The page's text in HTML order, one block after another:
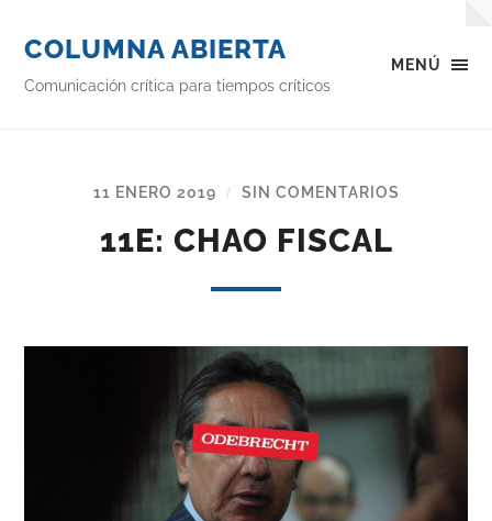
MENÚ
COLUMNA ABIERTA
Comunicación crítica para tiempos críticos
11 ENERO 2019 / SIN COMENTARIOS
11E: CHAO FISCAL